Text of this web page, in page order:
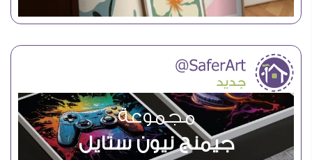
مجموعة
جيمنج نيون ستايل